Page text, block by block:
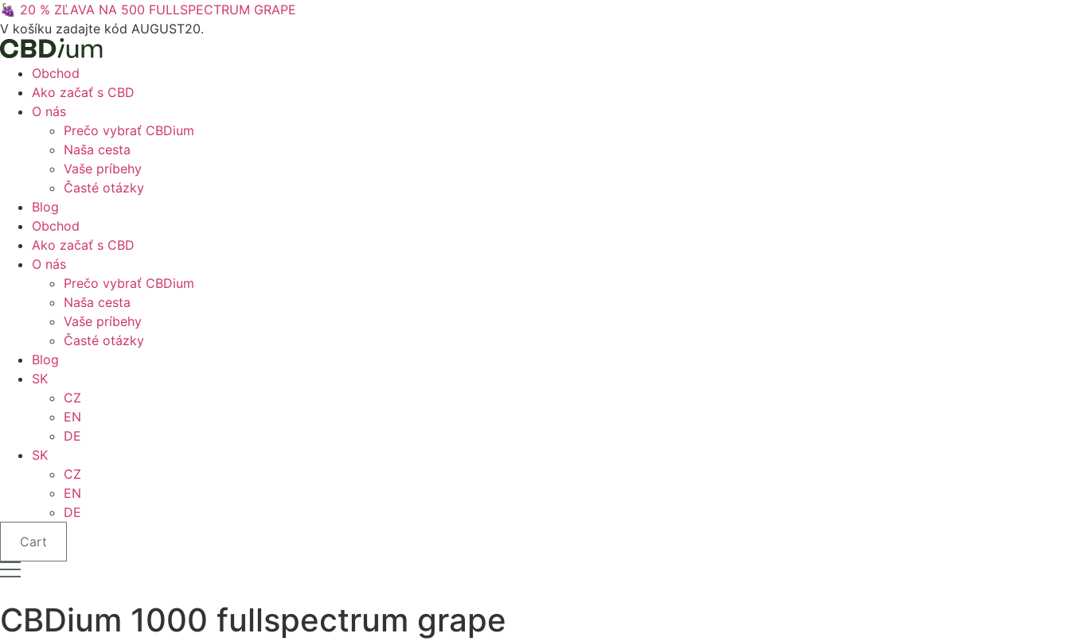
Preskočiť
na
obsah
🍇 20 % ZĽAVA NA 500 FULLSPECTRUM GRAPE
V košíku zadajte kód AUGUST20.
Obchod
Ako začať s CBD
O nás
Prečo vybrať CBDium
Naša cesta
Vaše príbehy
Časté otázky
Blog
Obchod
Ako začať s CBD
O nás
Prečo vybrať CBDium
Naša cesta
Vaše príbehy
Časté otázky
Blog
SK
CZ
EN
DE
SK
CZ
EN
DE
Cart
CBDium 1000 fullspectrum grape